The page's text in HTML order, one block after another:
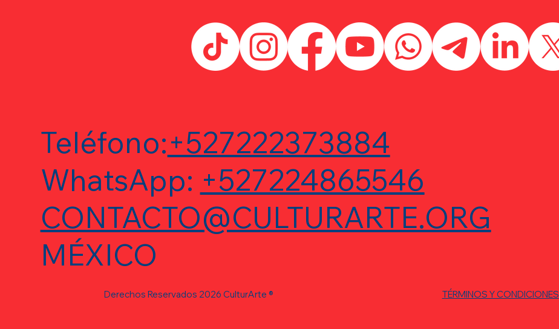
Teléfono:+527222373884
WhatsApp: +527224865546
CONTACTO@CULTURARTE.ORG
MÉXICO
Derechos Reservados 2026 CulturArte ® TÉRMINOS Y CONDICIONES